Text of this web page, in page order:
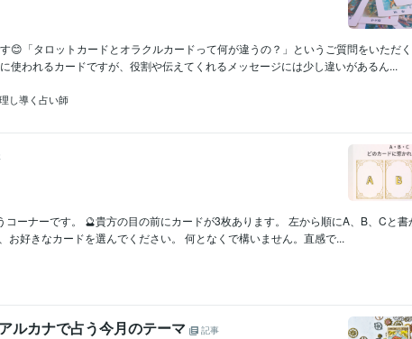
😊「タロットカードとオラクルカードって何が違うの？」というご質問をいただ
使われるカードですが、役割や伝えてくれるメッセージには少し違いがあるん...
し導く占い師
コーナーです。 🔮貴方の目の前にカードが3枚あります。 左から順にA、B、Cと書
お好きなカードを選んでください。 何となくで構いません。直感で...
ルカナで占う今月のテーマ
記事